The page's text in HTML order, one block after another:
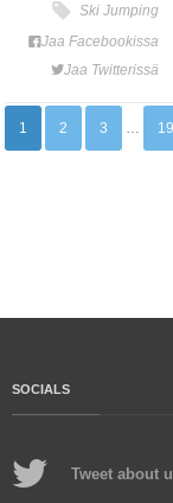
Ski Jumping
Jaa Facebookissa
Jaa Twitterissä
1 2 3 … 19
SOCIALS
Tweet about